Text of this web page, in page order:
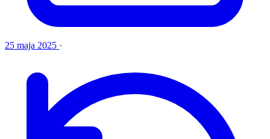
25 maja 2025 ·